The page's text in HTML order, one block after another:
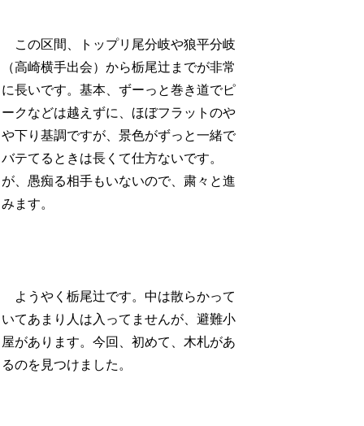
この区間、トップリ尾分岐や狼平分岐
（高崎横手出会）から栃尾辻までが非常
に長いです。基本、ずーっと巻き道でピ
ークなどは越えずに、ほぼフラットのや
や下り基調ですが、景色がずっと一緒で
バテてるときは長くて仕方ないです。
が、愚痴る相手もいないので、粛々と進
みます。
ようやく栃尾辻です。中は散らかって
いてあまり人は入ってませんが、避難小
屋があります。今回、初めて、木札があ
るのを見つけました。